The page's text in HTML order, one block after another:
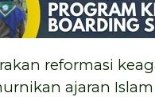
reformasi
ajaran